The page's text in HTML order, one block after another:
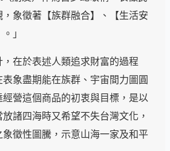
象徵著【族群融合】、【生活安
」
在於表述人類追求財富的過程
象盡期能在族群、宇宙間力圖圓
營這個商品的初衷與目標，是以
諸四海時又希望不失台灣文化，
徵性圖騰，示意山海一家及和平